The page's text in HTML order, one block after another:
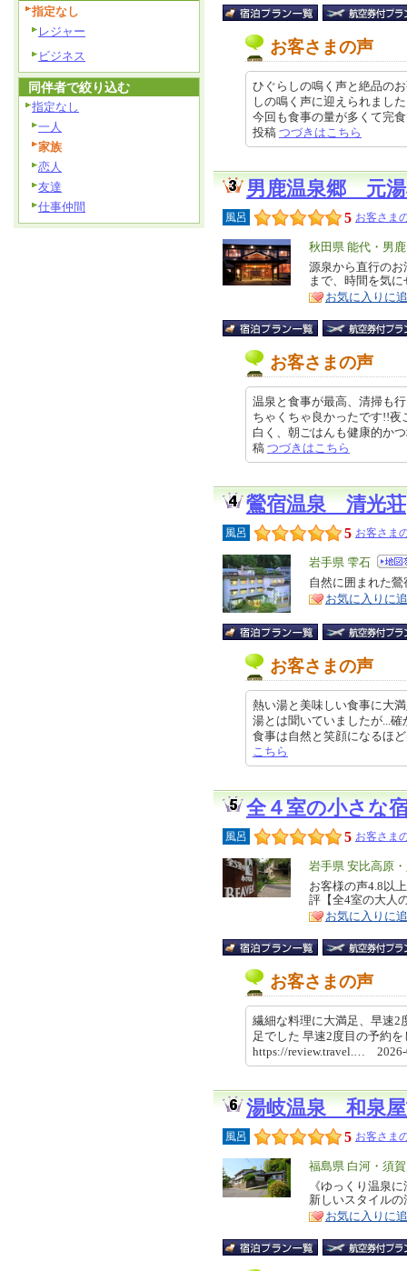
お客さまの声
ひぐらしの鳴く声と絶品の
しの鳴く声に迎えられまし
今回も食事の量が多くて完
投稿 つづきはこちら
男鹿温泉郷 元湯
風呂 5 お客さま
エ
リ
ア
秋田県 能代・男
特
徴
源泉から直行の
まで、時間を気
お気に入りに
お客さまの声
温泉と食事が最高、清掃も
ちゃくちゃ良かったです!!
白く、朝ごはんも健康的か
稿 つづきはこちら
鶯宿温泉 清光荘
風呂 5 お客さま
エ
リ
ア
岩手県 雫石
特
徴
自然に囲まれた
お気に入りに
お客さまの声
熱い湯と美味しい食事に大
湯とは聞いていましたが...
食事は自然と笑顔になるほ
こちら
全４室の小さな
風呂 5 お客さま
エ
リ
ア
岩手県 安比高原
特
徴
お客様の声4.8以
評【全4室の大人
お気に入りに
お客さまの声
繊細な料理に大満足、早速2
足でした 早速2度目の予約
https://review.travel.…
湯岐温泉 和泉屋
風呂 5 お客さま
エ
リ
ア
福島県 白河・須
特
徴
《ゆっくり温泉
新しいスタイル
お気に入りに
指定なし
レジャー
ビジネス
同伴者で絞り込む
指定なし
一人
家族
恋人
友達
仕事仲間